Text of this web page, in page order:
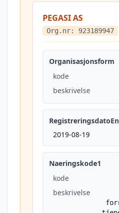
PEGASI AS
Org.nr: 923189947
Organisasjonsform
kode
beskrivelse
2019-08-19
Naeringskode1
kode
beskrivelse